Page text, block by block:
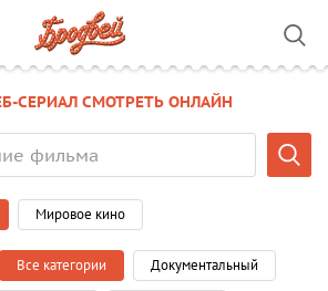
СЕРИАЛ СМОТРЕТЬ ОНЛАЙН
Мировое кино
Все категории Документальный